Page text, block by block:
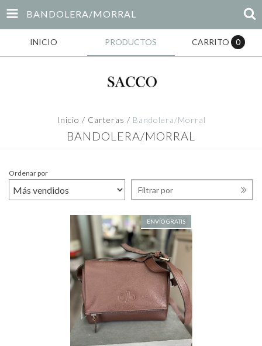
BANDOLERA/MORRAL
INICIO PRODUCTOS CARRITO 0
Inicio / Carteras / Bandolera/Morral
BANDOLERA/MORRAL
Ordenar por
Filtrar por
ENVÍO GRATIS